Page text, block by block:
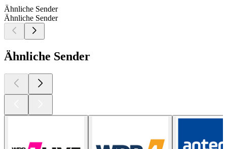
Ähnliche Sender
Ähnliche Sender
Ähnliche Sender